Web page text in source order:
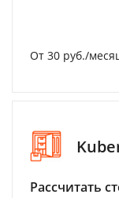
От 30 руб./
Рассчитать